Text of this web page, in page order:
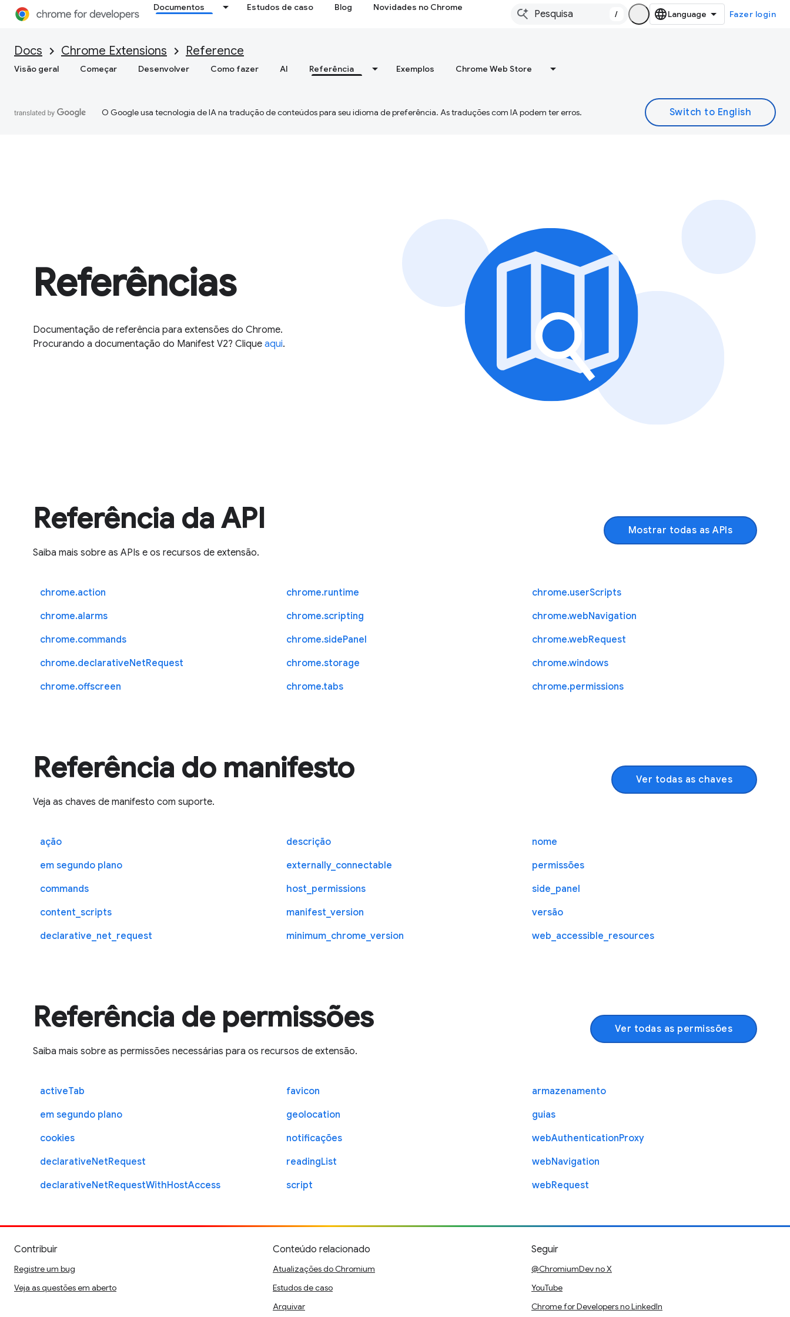
Documentos Estudos de caso Blog Novidades no Chrome
/ Fazer login
Docs Chrome Extensions Reference
Visão geral Começar Desenvolver Como fazer AI Referência Exemplos Chrome Web Store
O Google usa tecnologia de IA na tradução de conteúdos para seu idioma de preferência. As traduções com IA podem ter erros.
Referências
Documentação de referência para extensões do Chrome.
Procurando a documentação do Manifest V2? Clique aqui.
Referência da API
Saiba mais sobre as APIs e os recursos de extensão.
Mostrar todas as APIs
chrome.action
chrome.alarms
chrome.commands
chrome.declarativeNetRequest
chrome.offscreen
chrome.runtime
chrome.scripting
chrome.sidePanel
chrome.storage
chrome.tabs
chrome.userScripts
chrome.webNavigation
chrome.webRequest
chrome.windows
chrome.permissions
Referência do manifesto
Veja as chaves de manifesto com suporte.
Ver todas as chaves
ação
em segundo plano
commands
content_scripts
declarative_net_request
descrição
externally_connectable
host_permissions
manifest_version
minimum_chrome_version
nome
permissões
side_panel
versão
web_accessible_resources
Referência de permissões
Saiba mais sobre as permissões necessárias para os recursos de extensão.
Ver todas as permissões
activeTab
em segundo plano
cookies
declarativeNetRequest
declarativeNetRequestWithHostAccess
favicon
geolocation
notificações
readingList
script
armazenamento
guias
webAuthenticationProxy
webNavigation
webRequest
Contribuir
Registre um bug
Veja as questões em aberto
Conteúdo relacionado
Atualizações do Chromium
Estudos de caso
Arquivar
Seguir
@ChromiumDev no X
YouTube
Chrome for Developers no LinkedIn